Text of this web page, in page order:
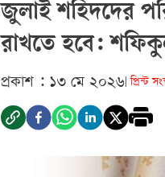
জুলাই শহিদদের
রাখতে হবে:
প্রকাশ : ১৩ মে ২০২৬ প্রিন্ট